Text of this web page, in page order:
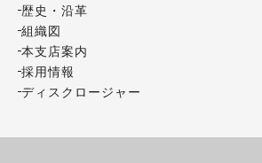
歴史・沿革
組織図
本支店案内
採用情報
ディスクロージャー